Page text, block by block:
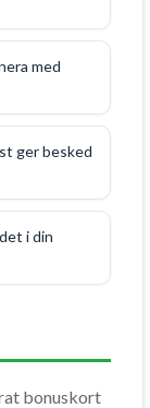
med
ger besked
i din
bonuskort